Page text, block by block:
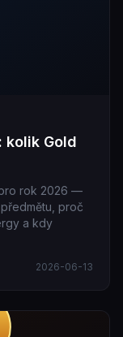
kolik Gold
rok 2026 —
proč
a kdy
2026-06-13